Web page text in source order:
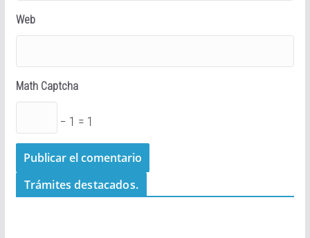
Web
Math Captcha
− 1 = 1
Trámites destacados.